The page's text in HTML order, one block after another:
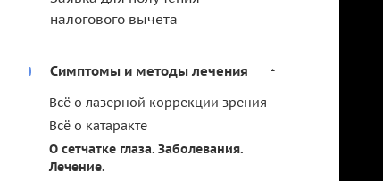
налогового вычета
Симптомы и методы лечения
Всё о лазерной коррекции зрения
Всё о катаракте
О сетчатке глаза. Заболевания.
Лечение.